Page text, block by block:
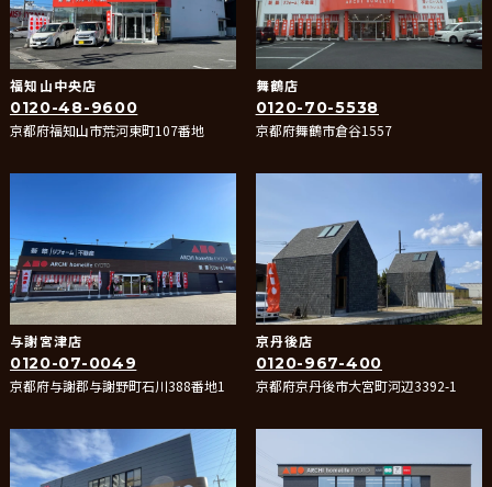
福知山中央店
0120-48-9600
京都府福知山市荒河東町107番地
舞鶴店
0120-70-5538
京都府舞鶴市倉谷1557
与謝宮津店
0120-07-0049
京都府与謝郡与謝野町石川388番地1
京丹後店
0120-967-400
京都府京丹後市大宮町河辺3392-1